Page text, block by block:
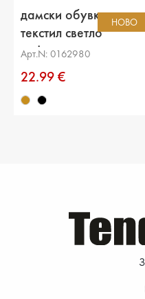
НОВО
дамски обувки
текстил светло
кафяви
Арт.N: 0162980
22.99 €